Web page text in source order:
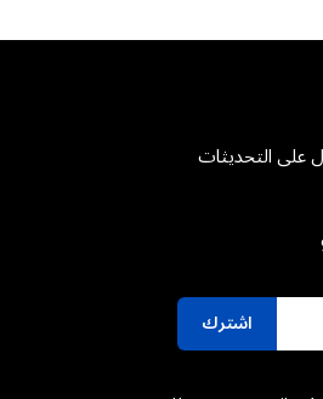
على التحديثات
اشترك